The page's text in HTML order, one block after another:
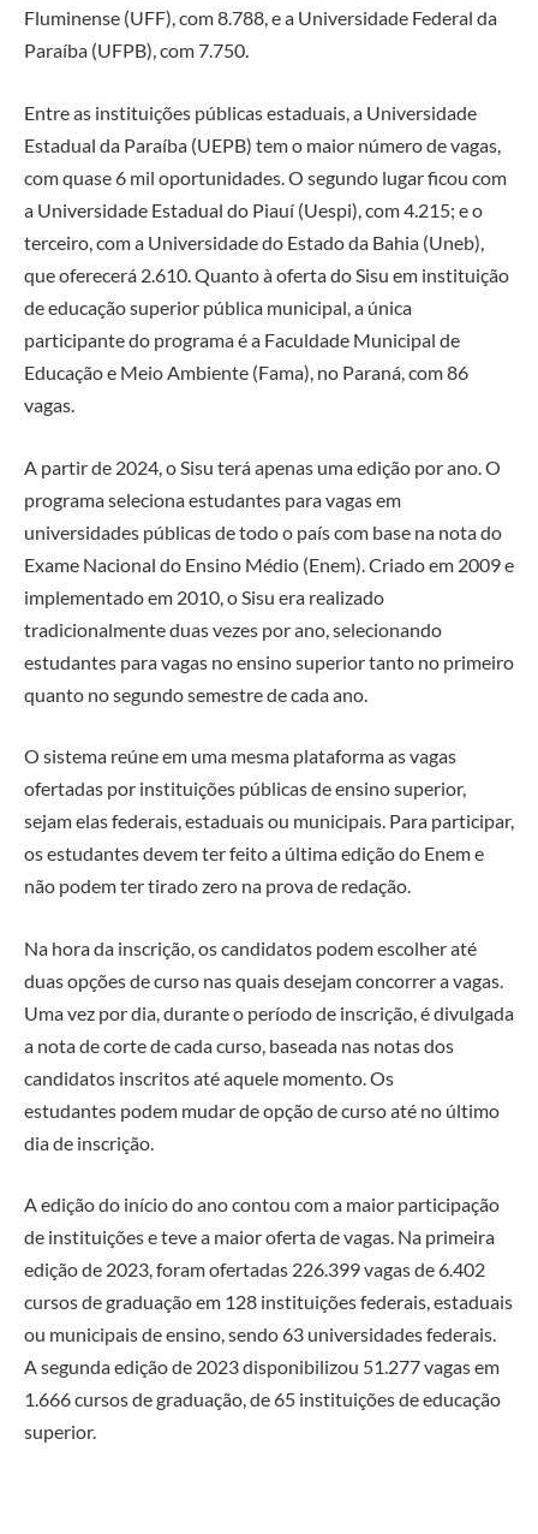
Fluminense (UFF), com 8.788, e a Universidade Federal da
Paraíba (UFPB), com 7.750.
Entre as instituições públicas estaduais, a Universidade
Estadual da Paraíba (UEPB) tem o maior número de vagas,
com quase 6 mil oportunidades. O segundo lugar ficou com
a Universidade Estadual do Piauí (Uespi), com 4.215; e o
terceiro, com a Universidade do Estado da Bahia (Uneb),
que oferecerá 2.610. Quanto à oferta do Sisu em instituição
de educação superior pública municipal, a única
participante do programa é a Faculdade Municipal de
Educação e Meio Ambiente (Fama), no Paraná, com 86
vagas.
A partir de 2024, o Sisu terá apenas uma edição por ano. O
programa seleciona estudantes para vagas em
universidades públicas de todo o país com base na nota do
Exame Nacional do Ensino Médio (Enem). Criado em 2009 e
implementado em 2010, o Sisu era realizado
tradicionalmente duas vezes por ano, selecionando
estudantes para vagas no ensino superior tanto no primeiro
quanto no segundo semestre de cada ano.
O sistema reúne em uma mesma plataforma as vagas
ofertadas por instituições públicas de ensino superior,
sejam elas federais, estaduais ou municipais. Para participar,
os estudantes devem ter feito a última edição do Enem e
não podem ter tirado zero na prova de redação.
Na hora da inscrição, os candidatos podem escolher até
duas opções de curso nas quais desejam concorrer a vagas.
Uma vez por dia, durante o período de inscrição, é divulgada
a nota de corte de cada curso, baseada nas notas dos
candidatos inscritos até aquele momento. Os
estudantes podem mudar de opção de curso até no último
dia de inscrição.
A edição do início do ano contou com a maior participação
de instituições e teve a maior oferta de vagas. Na primeira
edição de 2023, foram ofertadas 226.399 vagas de 6.402
cursos de graduação em 128 instituições federais, estaduais
ou municipais de ensino, sendo 63 universidades federais.
A segunda edição de 2023 disponibilizou 51.277 vagas em
1.666 cursos de graduação, de 65 instituições de educação
superior.